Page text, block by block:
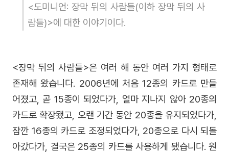
<도미니언: 장막 뒤의 사람들(이하 장막 뒤의 사
람들)>에 대한 이야기이다.
<장막 뒤의 사람들>은 여러 해 동안 여러 가지 형태로
존재해 왔습니다. 2006년에 처음 12종의 카드로 만들
어졌고, 곧 15종이 되었다가, 얼마 지나지 않아 20종의
카드로 확장됐고, 오랜 기간 동안 20종을 유지되었다가,
잠깐 16종의 카드로 조정되었다가, 20종으로 다시 되돌
아갔다가, 결국은 25종의 카드를 사용하게 됐습니다. 원